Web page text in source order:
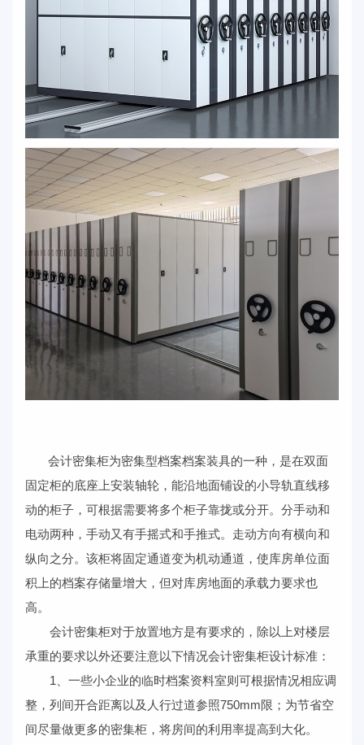
会计密集柜为密集型档案档案装具的一种，是在双面
固定柜的底座上安装轴轮，能沿地面铺设的小导轨直线移
动的柜子，可根据需要将多个柜子靠拢或分开。分手动和
电动两种，手动又有手摇式和手推式。走动方向有横向和
纵向之分。该柜将固定通道变为机动通道，使库房单位面
积上的档案存储量增大，但对库房地面的承载力要求也
高。
会计密集柜对于放置地方是有要求的，除以上对楼层
承重的要求以外还要注意以下情况会计密集柜设计标准：
1、一些小企业的临时档案资料室则可根据情况相应调
整，列间开合距离以及人行过道参照750mm限；为节省空
间尽量做更多的密集柜，将房间的利用率提高到大化。